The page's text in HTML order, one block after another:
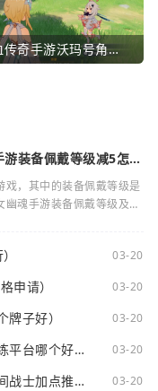
热血传奇手游沃玛号角（热血传奇沃玛装备隐藏属性）
装备佩戴等级减5怎么
戏，其中的装备佩戴等级是
魂手游装备佩戴等级及其
03-20
申请） 03-20
子好） 03-20
平台哪个好
03-20
战士加点推
03-20